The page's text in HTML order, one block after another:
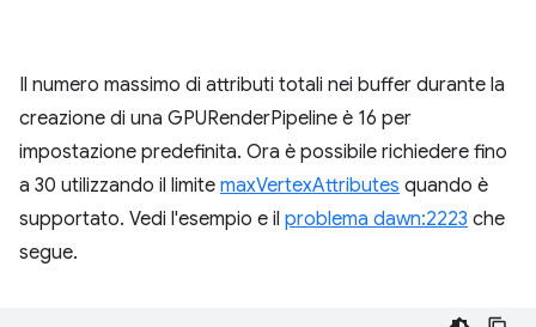
Il numero massimo di attributi totali nei buffer durante la
creazione di una GPURenderPipeline è 16 per
impostazione predefinita. Ora è possibile richiedere fino
a 30 utilizzando il limite maxVertexAttributes quando è
supportato. Vedi l'esempio e il problema dawn:2223 che
segue.